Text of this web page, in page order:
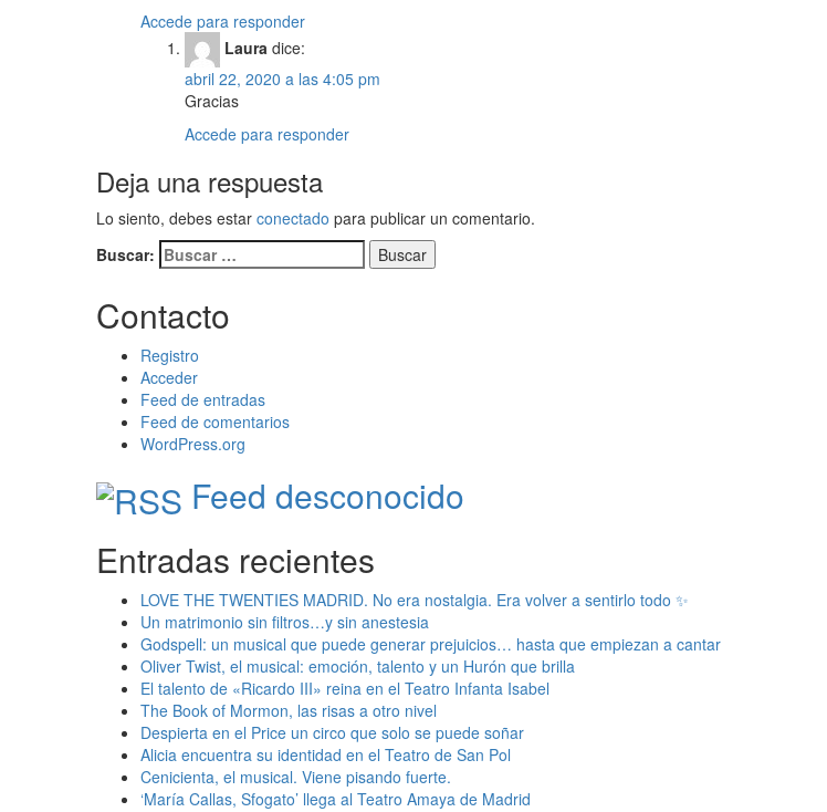
Accede para responder
Laura dice:
abril 22, 2020 a las 4:05 pm
Gracias
Accede para responder
Deja una respuesta
Lo siento, debes estar conectado para publicar un comentario.
Buscar:
Contacto
Registro
Acceder
Feed de entradas
Feed de comentarios
WordPress.org
Feed desconocido
Entradas recientes
LOVE THE TWENTIES MADRID. No era nostalgia. Era volver a sentirlo todo ✨
Un matrimonio sin filtros…y sin anestesia
Godspell: un musical que puede generar prejuicios… hasta que empiezan a cantar
Oliver Twist, el musical: emoción, talento y un Hurón que brilla
El talento de «Ricardo III» reina en el Teatro Infanta Isabel
The Book of Mormon, las risas a otro nivel
Despierta en el Price un circo que solo se puede soñar
Alicia encuentra su identidad en el Teatro de San Pol
Cenicienta, el musical. Viene pisando fuerte.
‘María Callas, Sfogato’ llega al Teatro Amaya de Madrid